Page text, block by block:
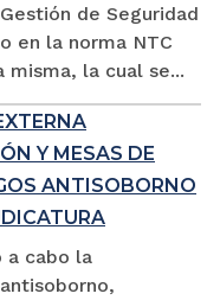
de Seguridad
en la norma NTC
misma, la cual se...
Y MESAS DE
ANTISOBORNO
a cabo la